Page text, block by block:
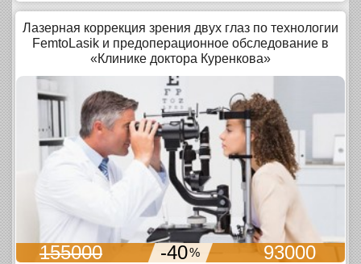
Лазерная коррекция зрения двух глаз по технологии
FemtoLasik и предоперационное обследование в
«Клинике доктора Куренкова»
155000 -40% 93000